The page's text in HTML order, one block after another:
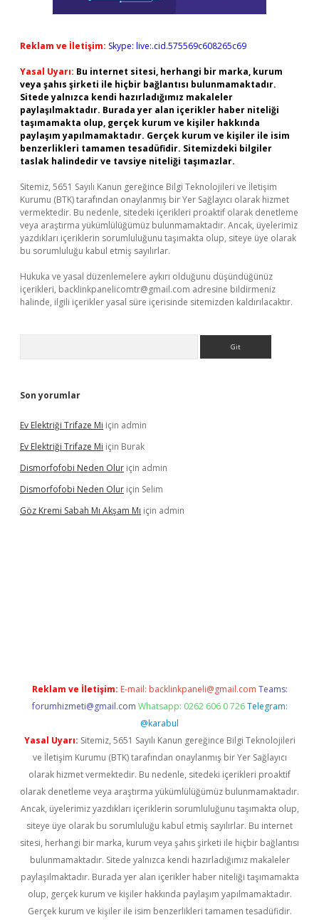
Reklam ve İletişim: Skype: live:.cid.575569c608265c69
Yasal Uyarı: Bu internet sitesi, herhangi bir marka, kurum
veya şahıs şirketi ile hiçbir bağlantısı bulunmamaktadır.
Sitede yalnızca kendi hazırladığımız makaleler
paylaşılmaktadır. Burada yer alan içerikler haber niteliği
taşımamakta olup, gerçek kurum ve kişiler hakkında
paylaşım yapılmamaktadır. Gerçek kurum ve kişiler ile isim
benzerlikleri tamamen tesadüfidir. Sitemizdeki bilgiler
taslak halindedir ve tavsiye niteliği taşımazlar.
Sitemiz, 5651 Sayılı Kanun gereğince Bilgi Teknolojileri ve İletişim
Kurumu (BTK) tarafından onaylanmış bir Yer Sağlayıcı olarak hizmet
vermektedir. Bu nedenle, sitedeki içerikleri proaktif olarak denetleme
veya araştırma yükümlülüğümüz bulunmamaktadır. Ancak, üyelerimiz
yazdıkları içeriklerin sorumluluğunu taşımakta olup, siteye üye olarak
bu sorumluluğu kabul etmiş sayılırlar.
Hukuka ve yasal düzenlemelere aykırı olduğunu düşündüğünüz
içerikleri, backlinkpanelicomtr@gmail.com adresine bildirmeniz
halinde, ilgili içerikler yasal süre içerisinde sitemizden kaldırılacaktır.
Son yorumlar
Ev Elektriği Trifaze Mi için admin
Ev Elektriği Trifaze Mi için Burak
Dismorfofobi Neden Olur için admin
Dismorfofobi Neden Olur için Selim
Göz Kremi Sabah Mı Akşam Mı için admin
Reklam ve İletişim: E-mail: backlinkpaneli@gmail.com Teams:
forumhizmeti@gmail.com Whatsapp: 0262 606 0 726 Telegram:
@karabul
Yasal Uyarı: Sitemiz, 5651 Sayılı Kanun gereğince Bilgi Teknolojileri
ve İletişim Kurumu (BTK) tarafından onaylanmış bir Yer Sağlayıcı
olarak hizmet vermektedir. Bu nedenle, sitedeki içerikleri proaktif
olarak denetleme veya araştırma yükümlülüğümüz bulunmamaktadır.
Ancak, üyelerimiz yazdıkları içeriklerin sorumluluğunu taşımakta olup,
siteye üye olarak bu sorumluluğu kabul etmiş sayılırlar. Bu internet
sitesi, herhangi bir marka, kurum veya şahıs şirketi ile hiçbir bağlantısı
bulunmamaktadır. Sitede yalnızca kendi hazırladığımız makaleler
paylaşılmaktadır. Burada yer alan içerikler haber niteliği taşımamakta
olup, gerçek kurum ve kişiler hakkında paylaşım yapılmamaktadır.
Gerçek kurum ve kişiler ile isim benzerlikleri tamamen tesadüfidir.